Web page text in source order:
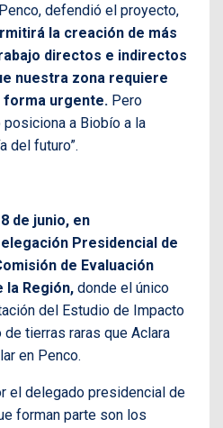
defendió el proyecto,
la creación de más
directos e indirectos
nuestra zona requiere
forma urgente. Pero
a Biobío a la
del futuro”.
de junio, en
Presidencial de
de Evaluación
la Región, donde el único
del Estudio de Impacto
tierras raras que Aclara
en Penco.
el delegado presidencial de
forman parte son los